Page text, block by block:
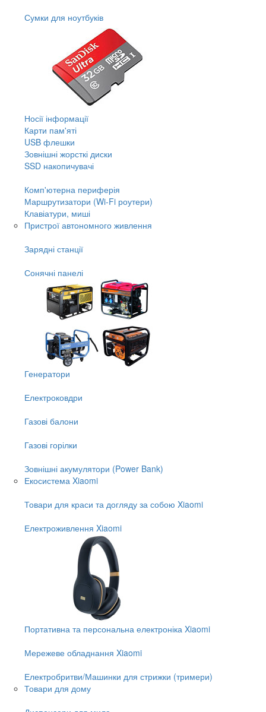
Сумки для ноутбуків
Носії інформації
Карти пам'яті
USB флешки
Зовнішні жорсткі диски
SSD накопичувачі
Комп'ютерна периферія
Маршрутизатори (Wi-Fi роутери)
Клавіатури, миші
Пристрої автономного живлення
Зарядні станції
Сонячні панелі
Генератори
Електроковдри
Газові балони
Газові горілки
Зовнішні акумулятори (Power Bank)
Екосистема Xiaomi
Товари для краси та догляду за собою Xiaomi
Електроживлення Xiaomi
Портативна та персональна електроніка Xiaomi
Мережеве обладнання Xiaomi
Електробритви/Машинки для стрижки (тримери)
Товари для дому